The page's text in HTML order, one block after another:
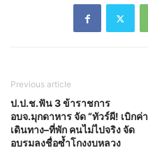
Previous article
ป.ป.ช.ฟัน 3 ข้าราชการ
อบจ.มุกดาหาร จัด “ทัวร์ผี! เบิกค่า
เดินทาง–ที่พัก คนไม่ไปจริง จัด
อบรมลงชื่อซ้ำโกงงบหลวง